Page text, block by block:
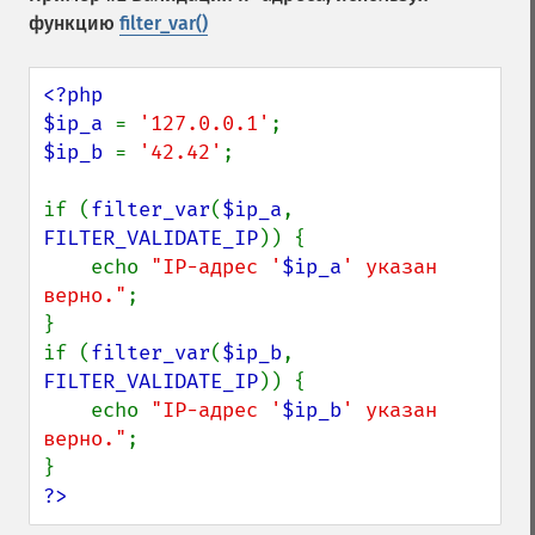
функцию filter_var()
<?php
$ip_a = '127.0.0.1'
$ip_b = '42.42' ;
if (filter_var($ip_a
FILTER_VALIDATE_IP)) {
    echo
"IP-адрес ' $ip_a ' указан
верно." ;
}
if (filter_var($ip_b
FILTER_VALIDATE_IP)) {
    echo
"IP-адрес ' $ip_b' указан
верно." ;
?>